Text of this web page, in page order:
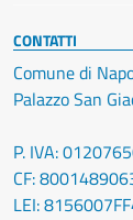
CONTATTI
Comune di
Palazzo San
P. IVA:
CF:
LEI: